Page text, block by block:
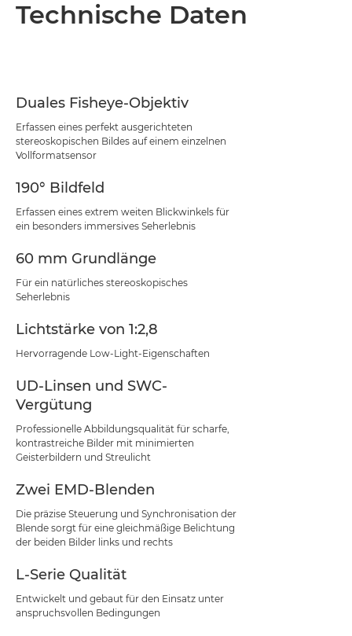
Technische Daten
Duales Fisheye-Objektiv
Erfassen eines perfekt ausgerichteten
stereoskopischen Bildes auf einem einzelnen
Vollformatsensor
190° Bildfeld
Erfassen eines extrem weiten Blickwinkels für
ein besonders immersives Seherlebnis
60 mm Grundlänge
Für ein natürliches stereoskopisches
Seherlebnis
Lichtstärke von 1:2,8
Hervorragende Low-Light-Eigenschaften
UD-Linsen und SWC-
Vergütung
Professionelle Abbildungsqualität für scharfe,
kontrastreiche Bilder mit minimierten
Geisterbildern und Streulicht
Zwei EMD-Blenden
Die präzise Steuerung und Synchronisation der
Blende sorgt für eine gleichmäßige Belichtung
der beiden Bilder links und rechts
L-Serie Qualität
Entwickelt und gebaut für den Einsatz unter
anspruchsvollen Bedingungen